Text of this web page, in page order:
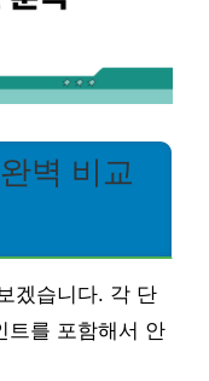
벽 비교
겠습니다. 각 단
트를 포함해서 안